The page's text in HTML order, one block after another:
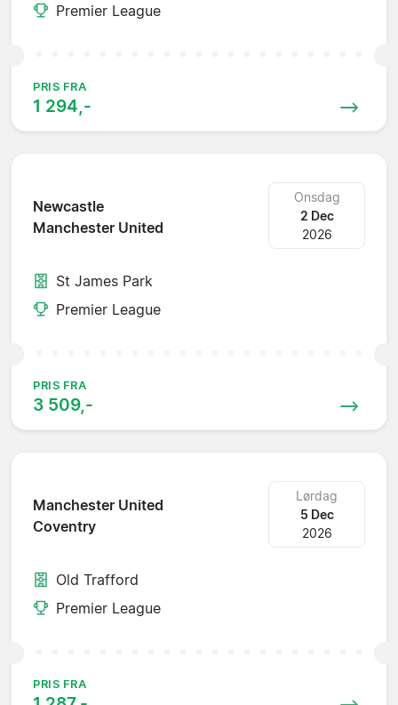
Premier League
PRIS FRA
1 294,-
Newcastle
Manchester United
Onsdag
2 Dec
2026
St James Park
Premier League
PRIS FRA
3 509,-
Manchester United
Coventry
Lørdag
5 Dec
2026
Old Trafford
Premier League
PRIS FRA